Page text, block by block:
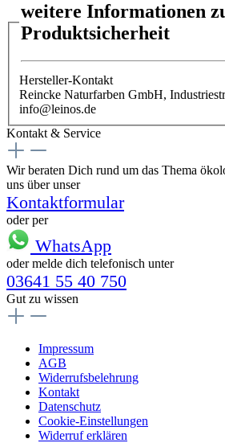
weitere Informationen
Produktsicherheit
Hersteller-Kontakt
Reincke Naturfarben GmbH,
info@leinos.de
Kontakt & Service
Wir beraten Dich rund um das Thema
uns über unser
Kontaktformular
oder per
WhatsApp
oder melde dich telefonisch unter
03641 55 40 750
Gut zu wissen
Impressum
AGB
Widerrufsbelehrung
Kontakt
Datenschutz
Cookie-Einstellungen
Widerruf erklären